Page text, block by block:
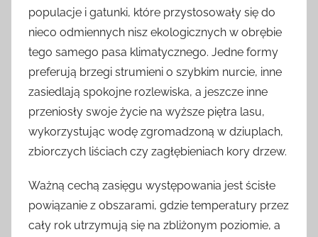
populacje i gatunki, które przystosowały się do
nieco odmiennych nisz ekologicznych w obrębie
tego samego pasa klimatycznego. Jedne formy
preferują brzegi strumieni o szybkim nurcie, inne
zasiedlają spokojne rozlewiska, a jeszcze inne
przeniosły swoje życie na wyższe piętra lasu,
wykorzystując wodę zgromadzoną w dziuplach,
zbiorczych liściach czy zagłębieniach kory drzew.
Ważną cechą zasięgu występowania jest ścisłe
powiązanie z obszarami, gdzie temperatury przez
cały rok utrzymują się na zbliżonym poziomie, a